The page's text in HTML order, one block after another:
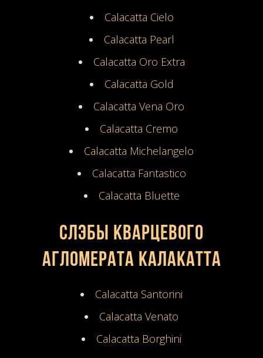
Calacatta Cielo
Calacatta Pearl
Calacatta Oro Extra
Calacatta Gold
Calacatta Vena Oro
Calacatta Cremo
Calacatta Michelangelo
Calacatta Fantastico
Calacatta Bluette
Слэбы кварцевого
агломерата Калакатта
Calacatta Santorini
Calacatta Venato
Calacatta Borghini